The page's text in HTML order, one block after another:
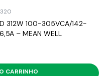
312W 100-305VCA/142-
– MEAN WELL
CARRINHO